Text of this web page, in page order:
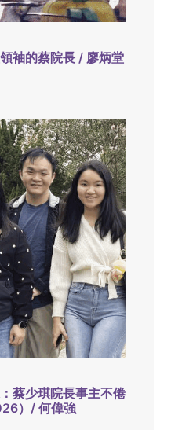
袖的蔡院長 / 廖炳堂
蔡少琪院長事主不倦
）/ 何偉強